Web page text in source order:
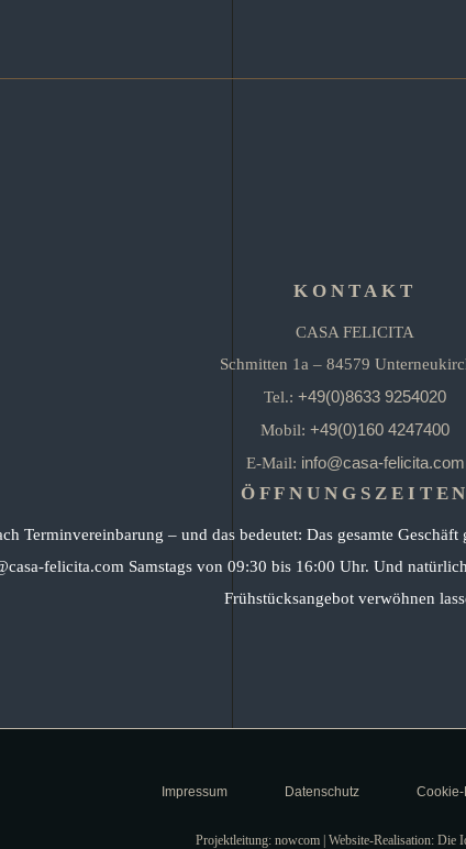
KONTAKT
CASA FELICITA
Schmitten 1a – 84579
Tel.: +49(0)8633 9254020
Mobil: +49(0)160 4247400
E-Mail: info@casa-felicita.com
ÖFFNUNGSZEITEN
Terminvereinbarung – und das bedeutet: Das gesamte
felicita.com Samstags von 09:30 bis 16:00 Uhr. Und
Frühstücksangebot verwöhnen
Impressum Datenschutz
Projektleitung: nowcom | Website-Realisation: Die